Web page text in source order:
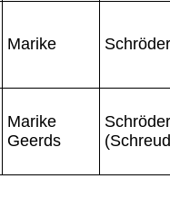
Marike Schröder
Marike
Geerds
Schröder